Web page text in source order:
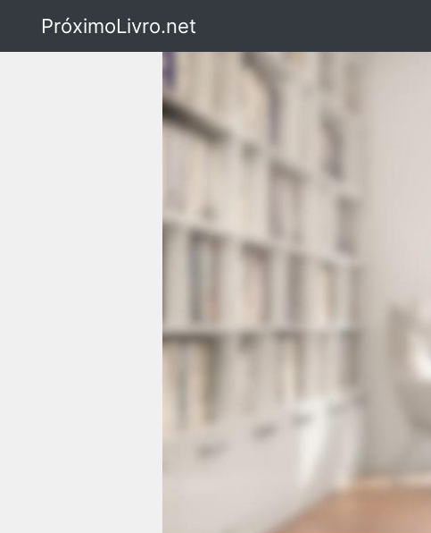
PróximoLivro.net